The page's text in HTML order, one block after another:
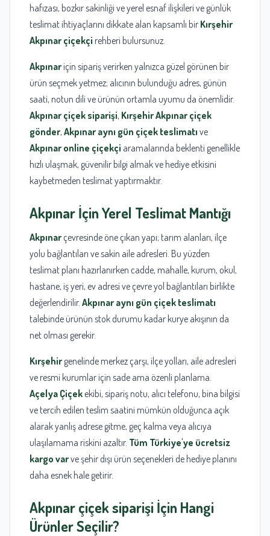
hafızası, bozkır sakinliği ve yerel esnaf ilişkileri ve günlük
teslimat ihtiyaçlarını dikkate alan kapsamlı bir Kırşehir
Akpınar çiçekçi rehberi bulursunuz.
Akpınar için sipariş verirken yalnızca güzel görünen bir
ürün seçmek yetmez; alıcının bulunduğu adres, günün
saati, notun dili ve ürünün ortamla uyumu da önemlidir.
Akpınar çiçek siparişi, Kırşehir Akpınar çiçek
gönder, Akpınar aynı gün çiçek teslimatı ve
Akpınar online çiçekçi aramalarında beklenti genellikle
hızlı ulaşmak, güvenilir bilgi almak ve hediye etkisini
kaybetmeden teslimat yaptırmaktır.
Akpınarİçin Yerel Teslimat Mantığı
Akpınar çevresinde öne çıkan yapı; tarım alanları, ilçe
yolu bağlantıları ve sakin aile adresleri. Bu yüzden
teslimat planı hazırlanırken cadde, mahalle, kurum, okul,
hastane, iş yeri, ev adresi ve çevre yol bağlantıları birlikte
değerlendirilir. Akpınar aynı gün çiçek teslimatı
talebinde ürünün stok durumu kadar kurye akışının da
net olması gerekir.
Kırşehir genelinde merkez çarşı, ilçe yolları, aile adresleri
ve resmi kurumlar için sade ama özenli planlama.
Açelya Çiçek ekibi, sipariş notu, alıcı telefonu, bina bilgisi
ve tercih edilen teslim saatini mümkün olduğunca açık
alarak yanlış adrese gitme, geç kalma veya alıcıya
ulaşılamama riskini azaltır. Tüm Türkiye'ye ücretsiz
kargo varve şehir dışı ürün seçenekleri de hediye planını
daha esnek hale getirir.
Akpınarçiçek siparişi İçin Hangi
Ürünler Seçilir?